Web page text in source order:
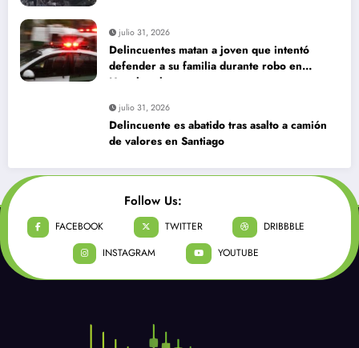
julio 31, 2026
Delincuentes matan a joven que intentó
defender a su familia durante robo en
Huechuraba
julio 31, 2026
Delincuente es abatido tras asalto a camión
de valores en Santiago
Follow Us:
FACEBOOK TWITTER
DRIBBBLE
INSTAGRAM
YOUTUBE